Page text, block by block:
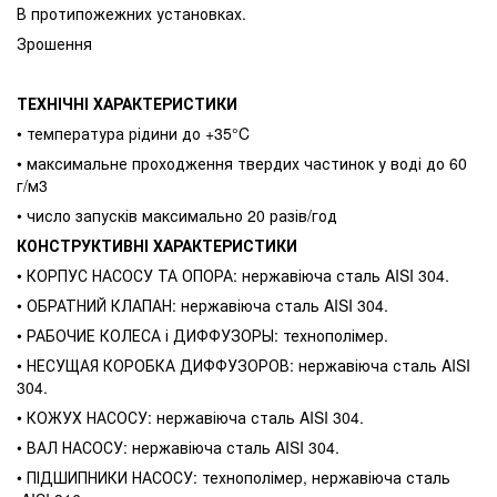
В протипожежних установках.
Зрошення
ТЕХНІЧНІ ХАРАКТЕРИСТИКИ
• температура рідини до +35°C
• максимальне проходження твердих частинок у воді до 60
г/м3
• число запусків максимально 20 разів/год
КОНСТРУКТИВНІ ХАРАКТЕРИСТИКИ
• КОРПУС НАСОСУ ТА ОПОРА: нержавіюча сталь AISI 304.
• ОБРАТНИЙ КЛАПАН: нержавіюча сталь AISI 304.
• РАБОЧИЕ КОЛЕСА і ДИФФУЗОРЫ: технополімер.
• НЕСУЩАЯ КОРОБКА ДИФФУЗОРОВ: нержавіюча сталь AISI
304.
• КОЖУХ НАСОСУ: нержавіюча сталь AISI 304.
• ВАЛ НАСОСУ: нержавіюча сталь AISI 304.
• ПІДШИПНИКИ НАСОСУ: технополімер, нержавіюча сталь